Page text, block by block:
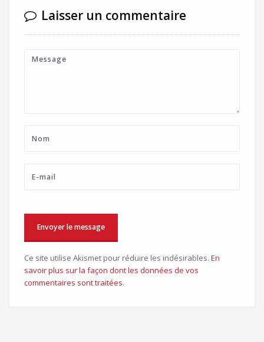
Laisser un commentaire
Ce site utilise Akismet pour réduire les indésirables. En
savoir plus sur la façon dont les données de vos
commentaires sont traitées.